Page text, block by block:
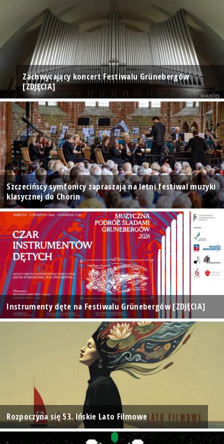
Zachwycający koncert Festiwalu Grünebergów
[ZDJĘCIA]
Szczecińscy symfonicy zapraszają na letni festiwal muzyki
klasycznej do Chorin
Instrumenty dęte na Festiwalu Grünebergów [ZDJĘCIA]
Rozpoczyna się 53. Ińskie Lato Filmowe